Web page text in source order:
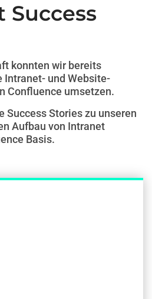
Success
konnten wir bereits
Intranet- und Website-
Confluence umsetzen.
Success Stories zu unseren
Aufbau von Intranet
Basis.